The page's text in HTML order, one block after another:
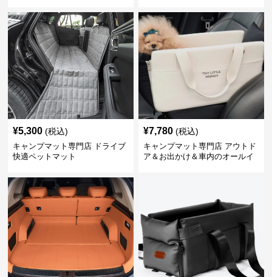
¥5,300 (税込)
キャンプマット専門店 ドライブ
快適ペットマット
¥7,780 (税込)
キャンプマット専門店 アウトド
ア＆お出かけ＆車内のオールイ